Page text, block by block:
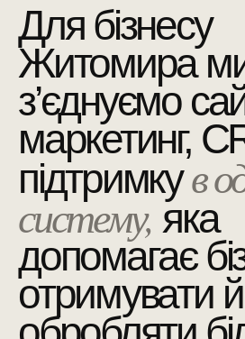
Для бізнесу
Житомира
з’єднуємо
маркетинг,
підтримкув
систему, яка
допомагає
отримувати й